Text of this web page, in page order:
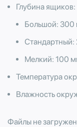
Глубина ящиков:
Большой: 300
​Мелкий: 100
Температура
Влажность
Файлы не